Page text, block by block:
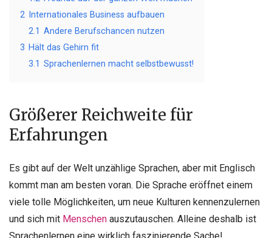
2 Internationales Business aufbauen
2.1 Andere Berufschancen nutzen
3 Hält das Gehirn fit
3.1 Sprachenlernen macht selbstbewusst!
Größerer Reichweite für
Erfahrungen
Es gibt auf der Welt unzählige Sprachen, aber mit Englisch
kommt man am besten voran. Die Sprache eröffnet einem
viele tolle Möglichkeiten, um neue Kulturen kennenzulernen
und sich mit Menschen auszutauschen. Alleine deshalb ist